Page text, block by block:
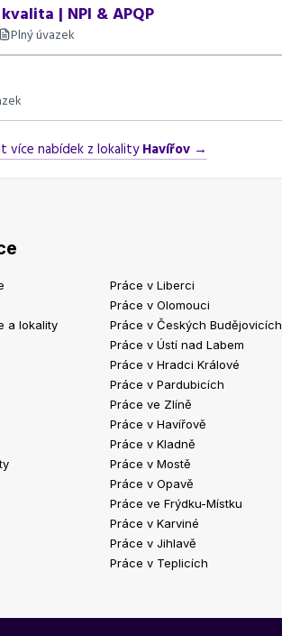
| NPI & APQP
Plný úvazek
více nabídek z lokalityHavířov→
a lokality
Práce v Liberci
Práce v Olomouci
Práce v Českých Budějovicích
Práce v Ústí nad Labem
Práce v Hradci Králové
Práce v Pardubicích
Práce ve Zlíně
Práce v Havířově
Práce v Kladně
Práce v Mostě
Práce v Opavě
Práce ve Frýdku-Místku
Práce v Karviné
Práce v Jihlavě
Práce v Teplicích